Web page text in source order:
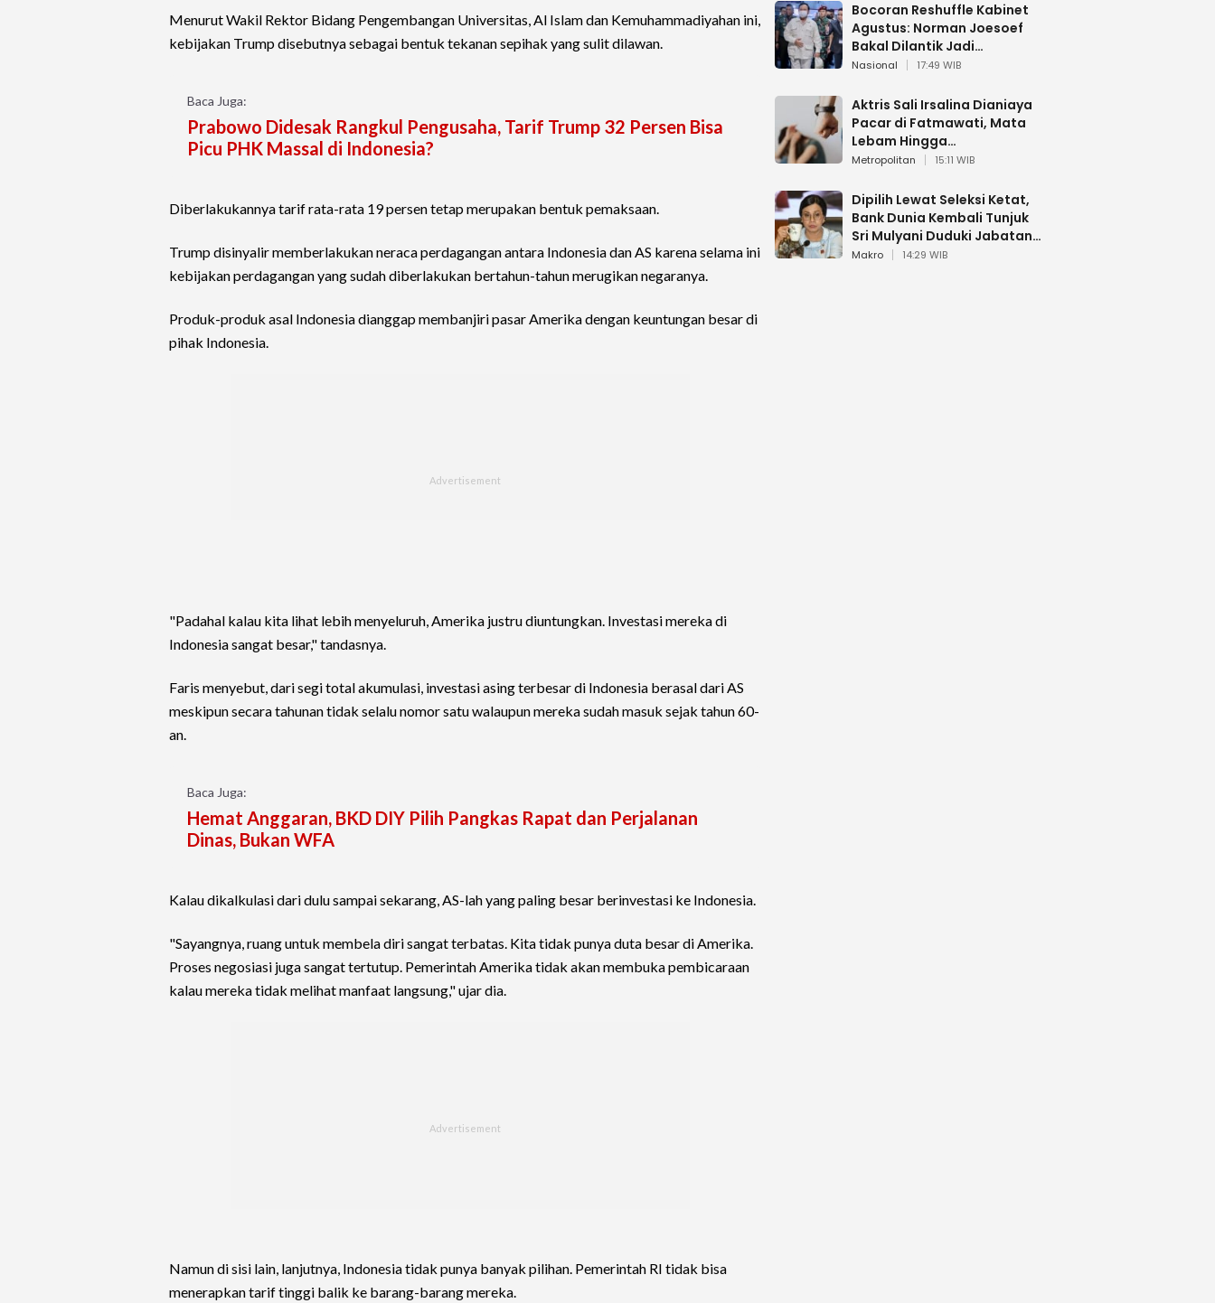
Menurut Wakil Rektor Bidang Pengembangan Universitas, Al Islam dan Kemuhammadiyahan ini,
kebijakan Trump disebutnya sebagai bentuk tekanan sepihak yang sulit dilawan.
Baca Juga:
Prabowo Didesak Rangkul Pengusaha, Tarif Trump 32 Persen Bisa
Picu PHK Massal di Indonesia?
Diberlakukannya tarif rata-rata 19 persen tetap merupakan bentuk pemaksaan.
Trump disinyalir memberlakukan neraca perdagangan antara Indonesia dan AS karena selama ini
kebijakan perdagangan yang sudah diberlakukan bertahun-tahun merugikan negaranya.
Produk-produk asal Indonesia dianggap membanjiri pasar Amerika dengan keuntungan besar di
pihak Indonesia.
"Padahal kalau kita lihat lebih menyeluruh, Amerika justru diuntungkan. Investasi mereka di
Indonesia sangat besar," tandasnya.
Faris menyebut, dari segi total akumulasi, investasi asing terbesar di Indonesia berasal dari AS
meskipun secara tahunan tidak selalu nomor satu walaupun mereka sudah masuk sejak tahun 60-
an.
Baca Juga:
Hemat Anggaran, BKD DIY Pilih Pangkas Rapat dan Perjalanan
Dinas, Bukan WFA
Kalau dikalkulasi dari dulu sampai sekarang, AS-lah yang paling besar berinvestasi ke Indonesia.
"Sayangnya, ruang untuk membela diri sangat terbatas. Kita tidak punya duta besar di Amerika.
Proses negosiasi juga sangat tertutup. Pemerintah Amerika tidak akan membuka pembicaraan
kalau mereka tidak melihat manfaat langsung," ujar dia.
Namun di sisi lain, lanjutnya, Indonesia tidak punya banyak pilihan. Pemerintah RI tidak bisa
menerapkan tarif tinggi balik ke barang-barang mereka.
Bocoran Reshuffle Kabinet
Agustus: Norman Joesoef
Bakal Dilantik Jadi
Wamenhan RI
Nasional 17:49 WIB
Aktris Sali Irsalina Dianiaya
Pacar di Fatmawati, Mata
Lebam Hingga
Diselamatkan Polantas
Metropolitan 15:11 WIB
Dipilih Lewat Seleksi Ketat,
Bank Dunia Kembali Tunjuk
Sri Mulyani Duduki Jabatan
Strategis
Makro 14:29 WIB